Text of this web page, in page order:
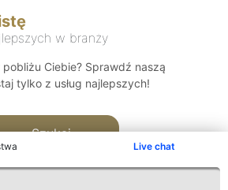
Live chat
w branży
Ciebie? Sprawdź naszą
tylko z usług najlepszych!
Szukaj